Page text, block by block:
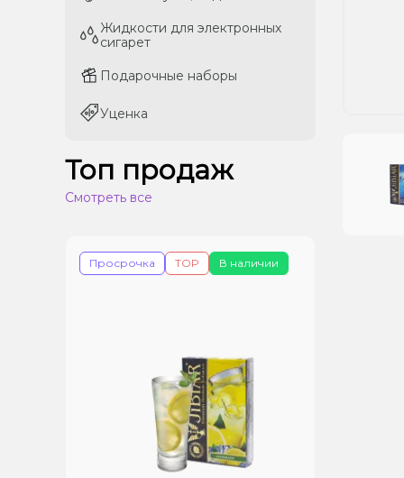
Жидкости для электронных
сигарет
Подарочные наборы
Уценка
Жидкости для электронных
сигарет
Подарочные наборы
Уценка
Топ продаж
Смотреть все
В наличии
Просрочка TOP